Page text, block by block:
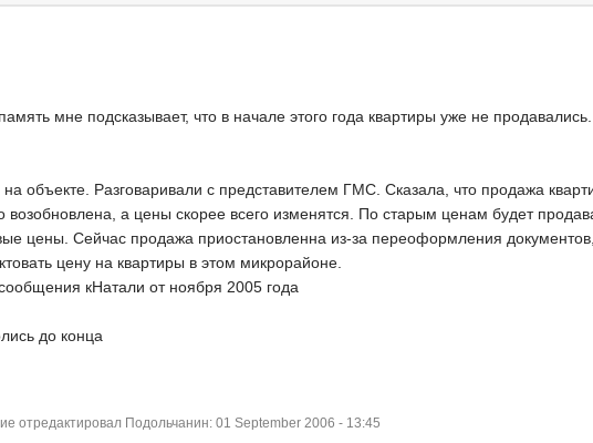
мне подсказывает, что в начале этого года квартиры уже не
объекте. Разговаривали с представителем ГМС. Сказала, что продажа
возобновлена, а цены скорее всего изменятся. По старым ценам будет
цены. Сейчас продажа приостановленна из-за переоформления документов,
цену на квартиры в этом микрорайоне.
кНатали от ноября 2005 года
до конца
отредактировал Подольчанин: 01 September 2006 - 13:45